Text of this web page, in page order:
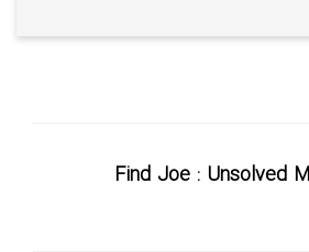
Find Joe : Unsolved